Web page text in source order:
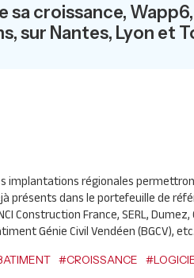
sa croissance,
sur Nantes, Lyon et
implantations régionales
présents dans le portefeuille de
Construction France,SERL, Dumez,
Génie Civil Vendéen (BGCV), etc.
#CROISSANCE